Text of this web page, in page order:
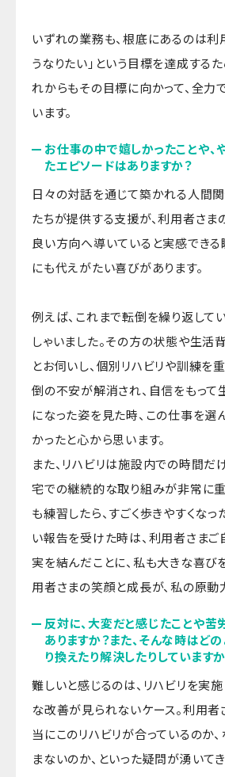
いずれの業務も、根底にあるのは利
うなりたい」という目標を達成する
れからもその目標に向かって、全力
います。
お仕事の中で嬉しかったことや、
たエピソードはありますか？
日々の対話を通じて築かれる人間関
たちが提供する支援が、利用者さま
良い方向へ導いていると実感できる
にも代えがたい喜びがあります。
例えば、これまで転倒を繰り返して
しゃいました。その方の状態や生活
とお伺いし、個別リハビリや訓練を
倒の不安が解消され、自信をもって
になった姿を見た時、この仕事を選
かったと心から思います。
また、リハビリは施設内での時間だ
宅での継続的な取り組みが非常に重
も練習したら、すごく歩きやすくなっ
い報告を受けた時は、利用者さま
実を結んだことに、私も大きな喜び
用者さまの笑顔と成長が、私の原動
反対に、大変だと感じたことや苦
ありますか？また、そんな時はど
り換えたり解決したりしています
難しいと感じるのは、リハビリを実施
な改善が見られないケース。利用者
当にこのリハビリが合っているのか
まないのか、といった疑問が湧いてき